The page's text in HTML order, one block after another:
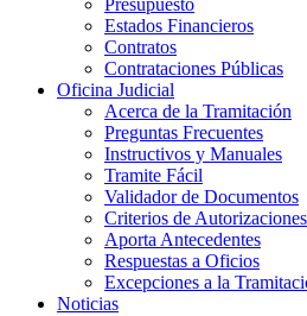
Presupuesto
Estados Financieros
Contratos
Contrataciones Públicas
Oficina Judicial
Acerca de la Tramitación
Preguntas Frecuentes
Instructivos y Manuales
Tramite Fácil
Validador de Documentos
Criterios de
Aporta Antecedentes
Respuestas a Oficios
Excepciones a la
Noticias